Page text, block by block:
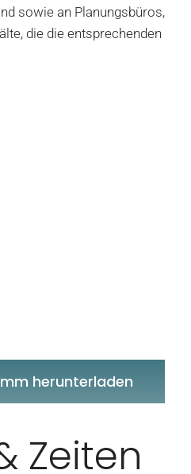
sowie an Planungsbüros,
die die entsprechenden
herunterladen
Zeiten